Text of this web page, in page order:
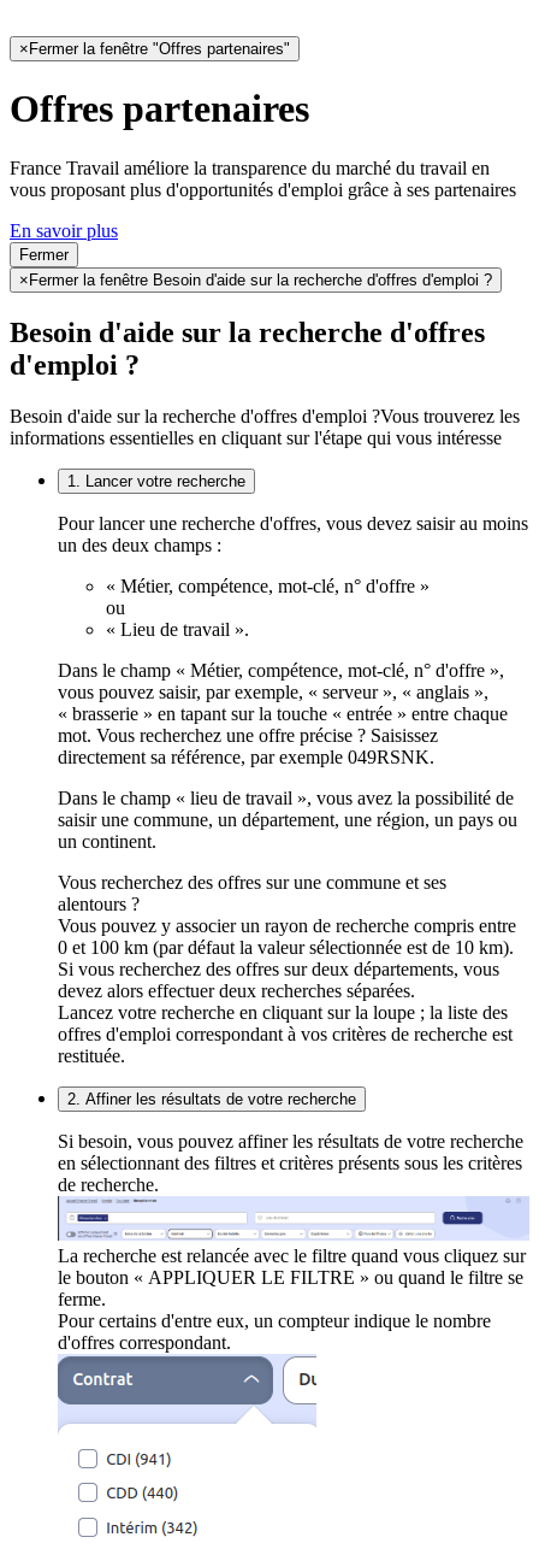
× Fermer la fenêtre "Offres partenaires"
Offres partenaires
France Travail améliore la transparence du marché du travail en
vous proposant plus d'opportunités d'emploi grâce à ses partenaires
En savoir plus
Fermer
× Fermer la fenêtre Besoin d'aide sur la recherche d'offres d'emploi ?
Besoin d'aide sur la recherche d'offres
d'emploi ?
Besoin d'aide sur la recherche d'offres d'emploi ?Vous trouverez les
informations essentielles en cliquant sur l'étape qui vous intéresse
1. Lancer votre recherche
Pour lancer une recherche d'offres, vous devez saisir au moins
un des deux champs :
« Métier, compétence, mot-clé, n° d'offre »
ou
« Lieu de travail ».
Dans le champ « Métier, compétence, mot-clé, n° d'offre »,
vous pouvez saisir, par exemple, « serveur », « anglais »,
« brasserie » en tapant sur la touche « entrée » entre chaque
mot. Vous recherchez une offre précise ? Saisissez
directement sa référence, par exemple 049RSNK.
Dans le champ « lieu de travail », vous avez la possibilité de
saisir une commune, un département, une région, un pays ou
un continent.
Vous recherchez des offres sur une commune et ses
alentours ?
Vous pouvez y associer un rayon de recherche compris entre
0 et 100 km (par défaut la valeur sélectionnée est de 10 km).
Si vous recherchez des offres sur deux départements, vous
devez alors effectuer deux recherches séparées.
Lancez votre recherche en cliquant sur la loupe ; la liste des
offres d'emploi correspondant à vos critères de recherche est
restituée.
2. Affiner les résultats de votre recherche
Si besoin, vous pouvez affiner les résultats de votre recherche
en sélectionnant des filtres et critères présents sous les critères
de recherche.
La recherche est relancée avec le filtre quand vous cliquez sur
le bouton « APPLIQUER LE FILTRE » ou quand le filtre se
ferme.
Pour certains d'entre eux, un compteur indique le nombre
d'offres correspondant.